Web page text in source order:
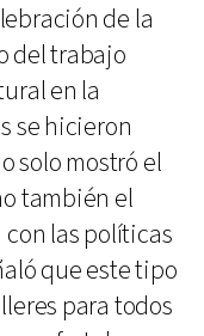
de la
del trabajo
en la
se hicieron
solo mostró el
también el
las políticas
que este tipo
para todos